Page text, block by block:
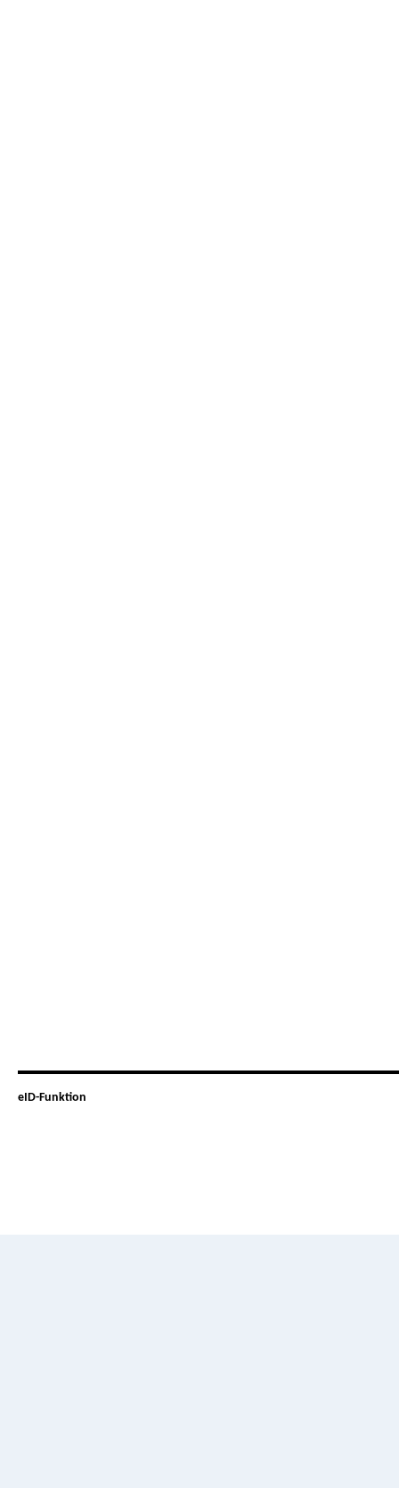
eID-Funktion